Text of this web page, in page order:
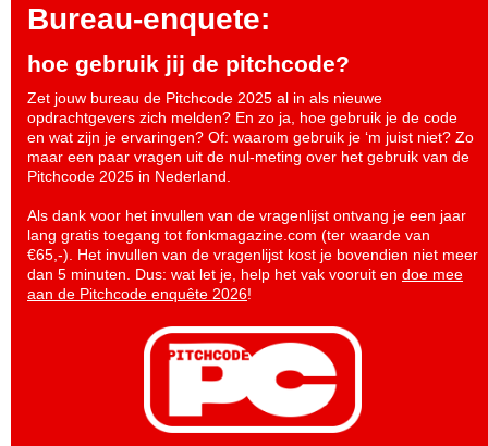
Bureau-enquete:
hoe gebruik jij de pitchcode?
Zet jouw bureau de Pitchcode 2025 al in als nieuwe
opdrachtgevers zich melden? En zo ja, hoe gebruik je de code
en wat zijn je ervaringen? Of: waarom gebruik je ‘m juist niet? Zo
maar een paar vragen uit de nul-meting over het gebruik van de
Pitchcode 2025 in Nederland.
Als dank voor het invullen van de vragenlijst ontvang je een jaar
lang gratis toegang tot fonkmagazine.com (ter waarde van
€65,-). Het invullen van de vragenlijst kost je bovendien niet meer
dan 5 minuten. Dus: wat let je, help het vak vooruit en doe mee
aan de Pitchcode enquête 2026!